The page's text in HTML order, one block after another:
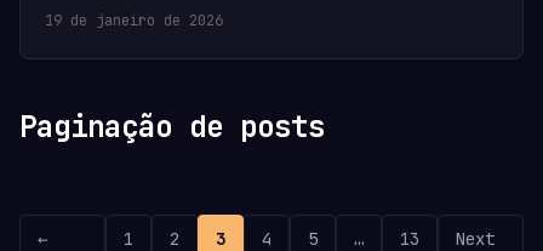
19 de janeiro de 2026
Paginação de posts
←
1 2 3 4 5 … 13
Next